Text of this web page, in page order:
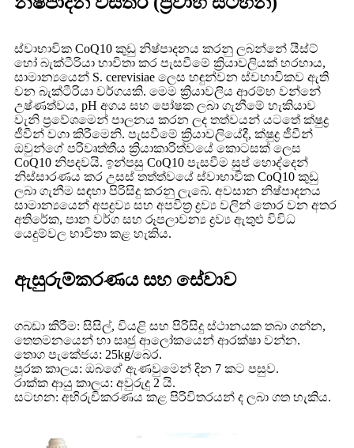
ස්වාභාවික CoQ10 කුඩු නිෂ්පාදනය කරනු ලබන්නේ යීස්ට්
හෝ බැක්ටීරියා භාවිතා කර පැසවීමේ ක්‍රියාවලියක් හරහාය,
සාමාන්‍යයෙන් S. cerevisiae ලෙස හඳුන්වන ස්වභාවිකව ඇති
වන බැක්ටීරියා වර්ගයකි. මෙම ක්‍රියාවලිය ආරම්භ වන්නේ
උෂ්ණත්වය, pH අගය සහ පෝෂක ලබා ගැනීමේ හැකියාව
වැනි ප්‍රවේශමෙන් පාලනය කරන ලද තත්වයන් යටතේ ක්ෂුද්‍ර
ජීවීන් වගා කිරීමෙනි. පැසවීමේ ක්‍රියාවලියේදී, ක්ෂුද්‍ර ජීවීන්
ඔවුන්ගේ පරිවෘත්තීය ක්‍රියාකාරිත්වයේ කොටසක් ලෙස
CoQ10 නිපදවයි. ඉන්පසු CoQ10 පැසවීම සුප් හොද්දෙන්
නිස්සාරණය කර උසස් තත්ත්වයේ ස්වාභාවික CoQ10 කුඩු
ලබා ගැනීම සඳහා පිරිසිදු කරනු ලැබේ. අවසාන නිෂ්පාදනය
සාමාන්‍යයෙන් අපද්‍රව්‍ය සහ අපවිත්‍ර ද්‍රව්‍ය වලින් තොර වන අතර
අතිරේක, පාන වර්ග සහ රූපලාවන්‍ය ද්‍රව්‍ය ඇතුළු විවිධ
යෙදුම්වල භාවිතා කළ හැකිය.
ඇසුරුම්කරණය සහ සේවාව
ගබඩා කිරීම: සිසිල්, වියළි සහ පිරිසිදු ස්ථානයක තබා ගන්න,
තෙතමනයෙන් හා සෘජු ආලෝකයෙන් ආරක්ෂා වන්න.
තොග පැකේජය: 25kg/බෙර.
පූරක කාලය: ඔබගේ ඇණවුමෙන් දින 7 කට පසුව.
රාක්ක ආයු කාලය: අවුරුදු 2 යි.
සටහන: අභිරුචිකරණය කළ පිරිවිතරයන් ද ලබා ගත හැකිය.